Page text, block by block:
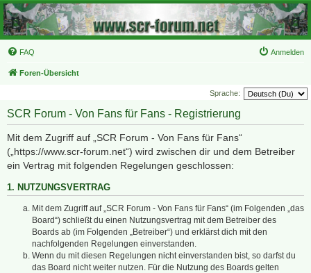
FAQ Anmelden
Foren-Übersicht
Sprache:
SCR Forum - Von Fans für Fans - Registrierung
Mit dem Zugriff auf „SCR Forum - Von Fans für Fans“
(„https://www.scr-forum.net“) wird zwischen dir und dem Betreiber
ein Vertrag mit folgenden Regelungen geschlossen:
1. NUTZUNGSVERTRAG
Mit dem Zugriff auf „SCR Forum - Von Fans für Fans“ (im Folgenden „das
Board“) schließt du einen Nutzungsvertrag mit dem Betreiber des
Boards ab (im Folgenden „Betreiber“) und erklärst dich mit den
nachfolgenden Regelungen einverstanden.
Wenn du mit diesen Regelungen nicht einverstanden bist, so darfst du
das Board nicht weiter nutzen. Für die Nutzung des Boards gelten